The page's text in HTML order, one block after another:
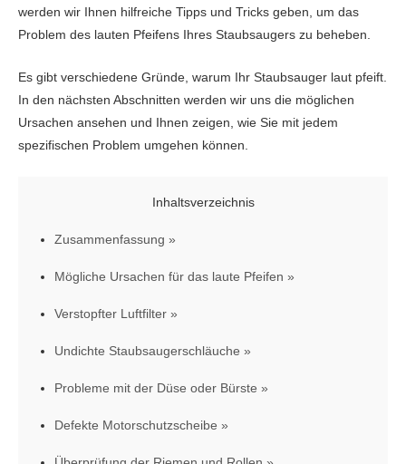
werden wir Ihnen hilfreiche Tipps und Tricks geben, um das
Problem des lauten Pfeifens Ihres Staubsaugers zu beheben.
Es gibt verschiedene Gründe, warum Ihr Staubsauger laut pfeift.
In den nächsten Abschnitten werden wir uns die möglichen
Ursachen ansehen und Ihnen zeigen, wie Sie mit jedem
spezifischen Problem umgehen können.
Inhaltsverzeichnis
Zusammenfassung
Mögliche Ursachen für das laute Pfeifen
Verstopfter Luftfilter
Undichte Staubsaugerschläuche
Probleme mit der Düse oder Bürste
Defekte Motorschutzscheibe